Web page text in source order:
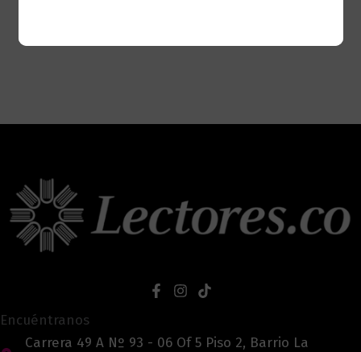
Encuéntranos
Carrera 49 A Nº 93 - 06 Of 5 Piso 2, Barrio La